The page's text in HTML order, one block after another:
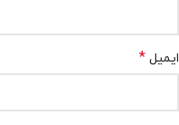
ایمیل *